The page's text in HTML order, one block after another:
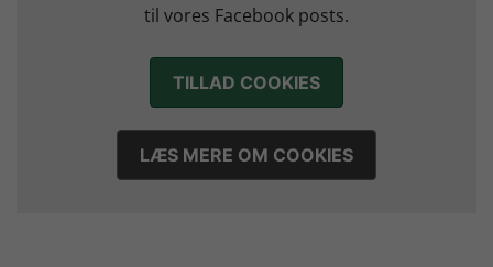
Marius Nørsøller udlejes til HØJ Elite
til vores Facebook posts.
TILLAD COOKIES
LÆS MERE OM COOKIES